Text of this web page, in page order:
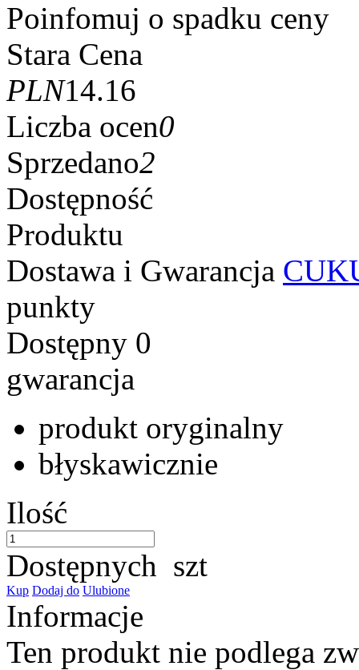
Poinfomuj o spadku ceny
Stara Cena
PLN14.16
Liczba ocen0
Sprzedano2
Dostępność
Produktu
Dostawa i Gwarancja
punkty
Dostępny 0
gwarancja
produkt oryginalny
błyskawicznie
Ilość
Dostępnych szt
Kup Dodaj do Ulubione
Informacje
Ten produkt nie podlega